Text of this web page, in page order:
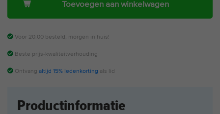
Toevoegen aan winkelwagen
Voor 20:00 besteld, morgen in huis!
Beste prijs-kwaliteitverhouding
Ontvang altijd 15% ledenkorting als lid
Productinformatie